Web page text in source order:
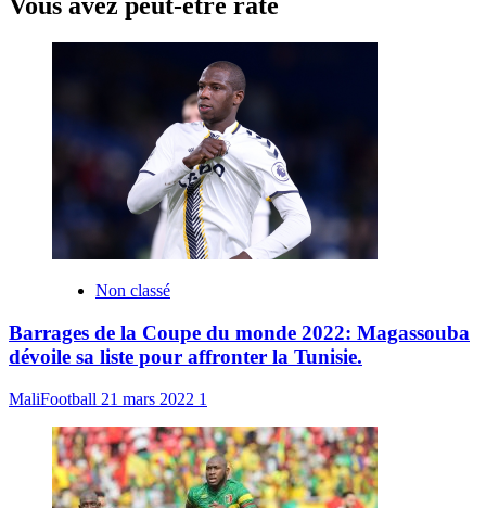
Vous avez peut-être raté
Non classé
Barrages de la Coupe du monde 2022: Magassouba
dévoile sa liste pour affronter la Tunisie.
MaliFootball 21 mars 2022 1